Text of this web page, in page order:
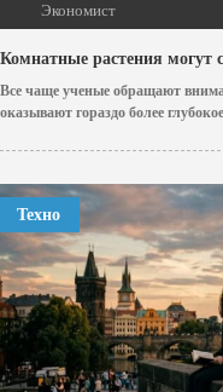
Экономист
Комнатные растения могут
Все чаще ученые обращают
оказывают гораздо более
Техно